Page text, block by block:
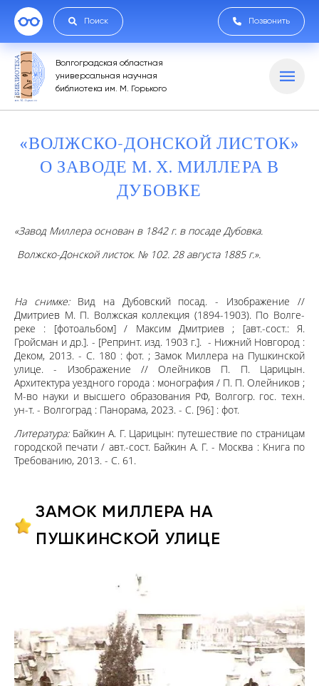
Поиск Позвонить
Волгоградская областная
универсальная научная
библиотека им. М. Горького
«ВОЛЖСКО-ДОНСКОЙ ЛИСТОК»
О ЗАВОДЕ М. Х. МИЛЛЕРА В
ДУБОВКЕ
«Завод Миллера основан в 1842 г. в посаде Дубовка.
Волжско-Донской листок. № 102. 28 августа 1885 г.».
На снимке:Вид на Дубовский посад. - Изображение //
Дмитриев М. П. Волжская коллекция (1894-1903). По Волге-
реке : [фотоальбом] / Максим Дмитриев ; [авт.-сост.: Я.
Гройсман и др.]. - [Репринт. изд. 1903 г.]. - Нижний Новгород :
Деком, 2013. - С. 180 : фот. ; Замок Миллера на Пушкинской
улице. - Изображение // Олейников П. П. Царицын.
Архитектура уездного города : монография / П. П. Олейников ;
М-во науки и высшего образования РФ, Волгогр. гос. техн.
ун-т. - Волгоград : Панорама, 2023. - С. [96] : фот.
Литература:Байкин А. Г. Царицын: путешествие по страницам
городской печати / авт.-сост. Байкин А. Г. - Москва : Книга по
Требованию, 2013. - С. 61.
ЗАМОК МИЛЛЕРА НА
ПУШКИНСКОЙ УЛИЦЕ